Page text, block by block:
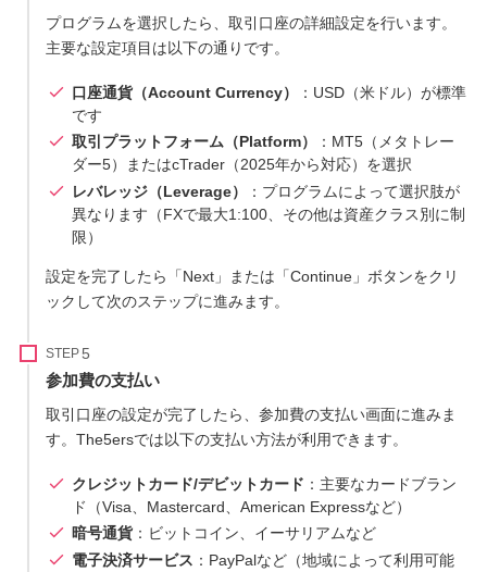
プログラムを選択したら、取引口座の詳細設定を行います。
主要な設定項目は以下の通りです。
口座通貨（Account Currency）
：USD（米ドル）が標準
です
取引プラットフォーム（Platform）
：MT5（メタトレー
ダー5）またはcTrader（2025年から対応）を選択
レバレッジ（Leverage）
：プログラムによって選択肢が
異なります（FXで最大1:100、その他は資産クラス別に制
限）
設定を完了したら「Next」または「Continue」ボタンをクリ
ックして次のステップに進みます。
STEP
参加費の支払い
取引口座の設定が完了したら、参加費の支払い画面に進みま
す。The5ersでは以下の支払い方法が利用できます。
クレジットカード/デビットカード ：主要なカードブラン
ド（Visa、Mastercard、American Expressなど）
暗号通貨 ：ビットコイン、イーサリアムなど
電子決済サービス ：PayPalなど（地域によって利用可能